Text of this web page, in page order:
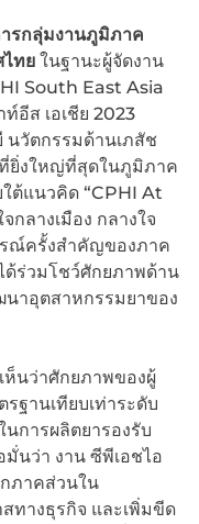
ารกลุ่มงานภูมิภาค
ไทย ในฐานะผู้จัดงาน
South East Asia
ท์อีส เอเชีย 2023
นวัตกรรมด้านเภสัช
งใหญ่ที่สุดในภูมิภาค
ใต้แนวคิด “CPHI At
ลางเมือง กลางใจ
รณ์ครั้งสำคัญของภาค
ด้ร่วมโชว์ศักยภาพด้าน
าอุตสาหกรรมยาของ
ห็นว่าศักยภาพของผู้
ฐานเทียบเท่าระดับ
การผลิตยารองรับ
มั่นว่า งาน ซีพีเอชไอ
กภาคส่วนใน
ทางธุรกิจ และเพิ่มขีด